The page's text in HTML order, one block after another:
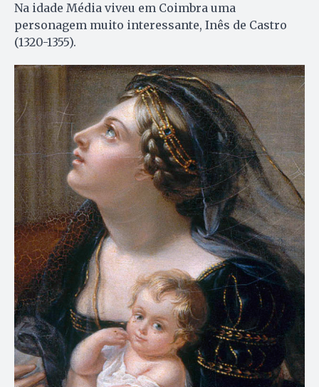
Na idade Média viveu em Coimbra uma
personagem muito interessante, Inês de Castro
(1320-1355).